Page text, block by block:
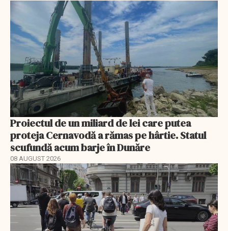
Proiectul de un miliard de lei care putea
proteja Cernavodă a rămas pe hârtie. Statul
scufundă acum barje în Dunăre
08 AUGUST 2026